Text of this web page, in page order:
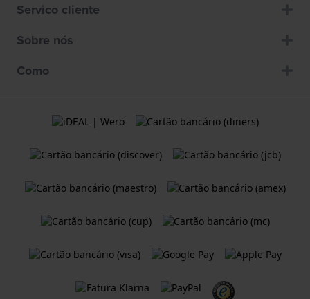
Servico cliente
Sobre nós
Como